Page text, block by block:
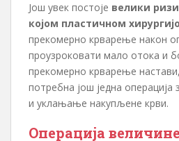
Још увек постоје велики
којом пластичном
прекомерно крварење након
проузроковати мало отока и
прекомерно крварење
потребна још једна
и уклањање накупљене крви.
Операција